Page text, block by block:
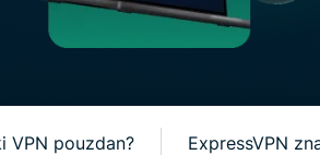
VPN pouzdan? ExpressVPN